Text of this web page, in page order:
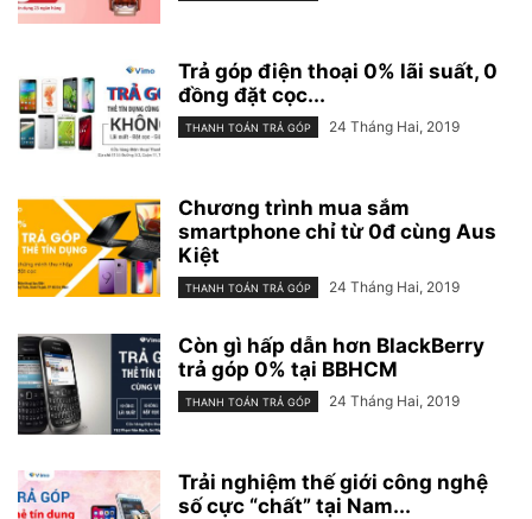
Trả góp điện thoại 0% lãi suất, 0
đồng đặt cọc...
THANH TOÁN TRẢ GÓP 24 Tháng Hai, 2019
Chương trình mua sắm
smartphone chỉ từ 0đ cùng Aus
Kiệt
THANH TOÁN TRẢ GÓP 24 Tháng Hai, 2019
Còn gì hấp dẫn hơn BlackBerry
trả góp 0% tại BBHCM
THANH TOÁN TRẢ GÓP 24 Tháng Hai, 2019
Trải nghiệm thế giới công nghệ
số cực “chất” tại Nam...